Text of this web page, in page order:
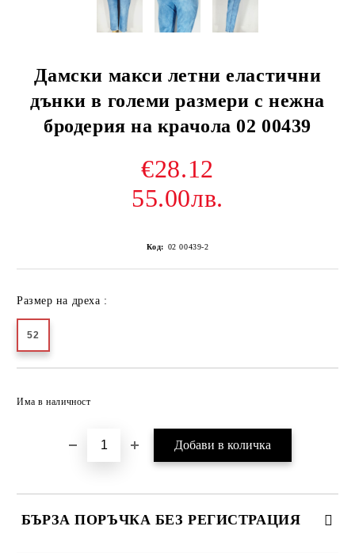
Дамски макси летни еластични
дънки в големи размери с нежна
бродерия на крачола 02 00439
€28.12
55.00лв.
Код: 02 00439-2
Размер на дреха :
52
Има в наличност
БЪРЗА ПОРЪЧКА БЕЗ РЕГИСТРАЦИЯ